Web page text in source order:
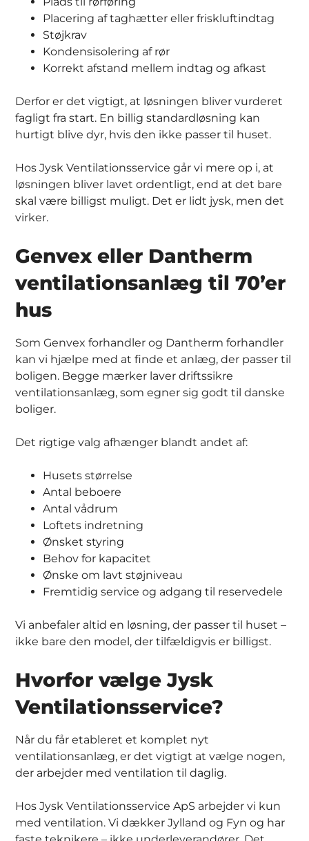
Placering af taghætter eller friskluftindtag
Støjkrav
Kondensisolering af rør
Korrekt afstand mellem indtag og afkast
Derfor er det vigtigt, at løsningen bliver vurderet
fagligt fra start. En billig standardløsning kan
hurtigt blive dyr, hvis den ikke passer til huset.
Hos Jysk Ventilationsservice går vi mere op i, at
løsningen bliver lavet ordentligt, end at det bare
skal være billigst muligt. Det er lidt jysk, men det
virker.
Genvex eller Dantherm
ventilationsanlæg til 70’er
hus
Som Genvex forhandler og Dantherm forhandler
kan vi hjælpe med at finde et anlæg, der passer til
boligen. Begge mærker laver driftssikre
ventilationsanlæg, som egner sig godt til danske
boliger.
Det rigtige valg afhænger blandt andet af:
Husets størrelse
Antal beboere
Antal vådrum
Loftets indretning
Ønsket styring
Behov for kapacitet
Ønske om lavt støjniveau
Fremtidig service og adgang til reservedele
Vi anbefaler altid en løsning, der passer til huset –
ikke bare den model, der tilfældigvis er billigst.
Hvorfor vælge Jysk
Ventilationsservice?
Når du får etableret et komplet nyt
ventilationsanlæg, er det vigtigt at vælge nogen,
der arbejder med ventilation til daglig.
Hos Jysk Ventilationsservice ApS arbejder vi kun
med ventilation. Vi dækker Jylland og Fyn og har